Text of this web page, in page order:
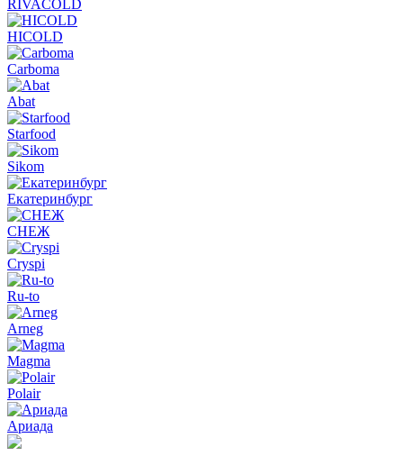
RIVACOLD
HICOLD
Carboma
Abat
Starfood
Sikom
Екатеринбург
СНЕЖ
Cryspi
Ru-to
Arneg
Magma
Polair
Ариада